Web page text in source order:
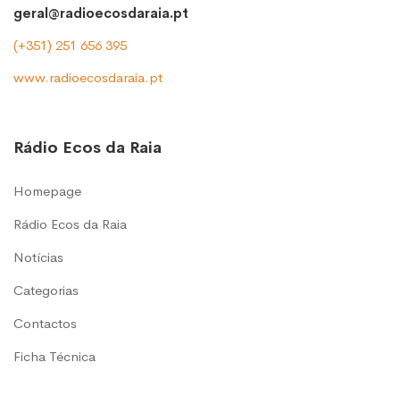
geral@radioecosdaraia.pt
(+351) 251 656 395
www.radioecosdaraia.pt
Rádio Ecos da Raia
Homepage
Rádio Ecos da Raia
Notícias
Categorias
Contactos
Ficha Técnica